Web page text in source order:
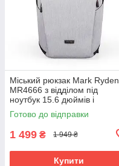
Міський рюкзак Mark Ryden
MR4666 з відділом під
ноутбук 15.6 дюймів і
планшет (Сірий)
Готово до відправки
1 499 ₴ 1 949 ₴
Купити